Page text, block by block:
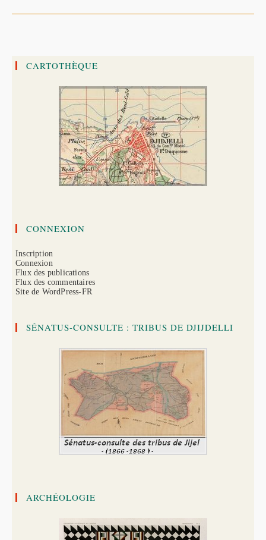
CARTOTHÈQUE
CONNEXION
Inscription
Connexion
Flux des publications
Flux des commentaires
Site de WordPress-FR
SÉNATUS-CONSULTE : TRIBUS DE DJIJDELLI
ARCHÉOLOGIE